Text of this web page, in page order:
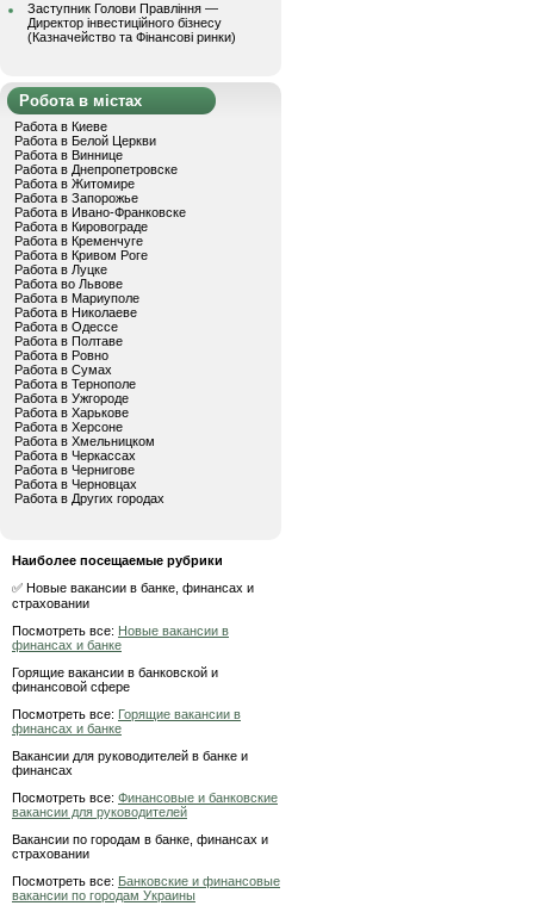
Заступник Голови Правління —
Директор інвестиційного бізнесу
(Казначейство та Фінансові ринки)
Робота в містах
Работа в Киеве
Работа в Белой Церкви
Работа в Виннице
Работа в Днепропетровске
Работа в Житомире
Работа в Запорожье
Работа в Ивано-Франковске
Работа в Кировограде
Работа в Кременчуге
Работа в Кривом Роге
Работа в Луцке
Работа во Львове
Работа в Мариуполе
Работа в Николаеве
Работа в Одессе
Работа в Полтаве
Работа в Ровно
Работа в Сумах
Работа в Тернополе
Работа в Ужгороде
Работа в Харькове
Работа в Херсоне
Работа в Хмельницком
Работа в Черкассах
Работа в Чернигове
Работа в Черновцах
Работа в Других городах
Наиболее посещаемые рубрики
✅ Новые вакансии в банке, финансах и
страховании
Посмотреть все: Новые вакансии в
финансах и банке
Горящие вакансии в банковской и
финансовой сфере
Посмотреть все: Горящие вакансии в
финансах и банке
Вакансии для руководителей в банке и
финансах
Посмотреть все: Финансовые и банковские
вакансии для руководителей
Вакансии по городам в банке, финансах и
страховании
Посмотреть все: Банковские и финансовые
вакансии по городам Украины